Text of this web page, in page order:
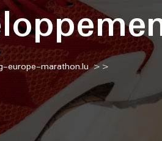
europe-marathon.lu>>